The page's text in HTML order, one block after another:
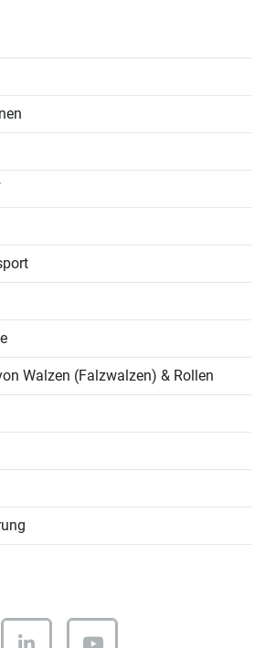
Walzen (Falzwalzen) & Rollen